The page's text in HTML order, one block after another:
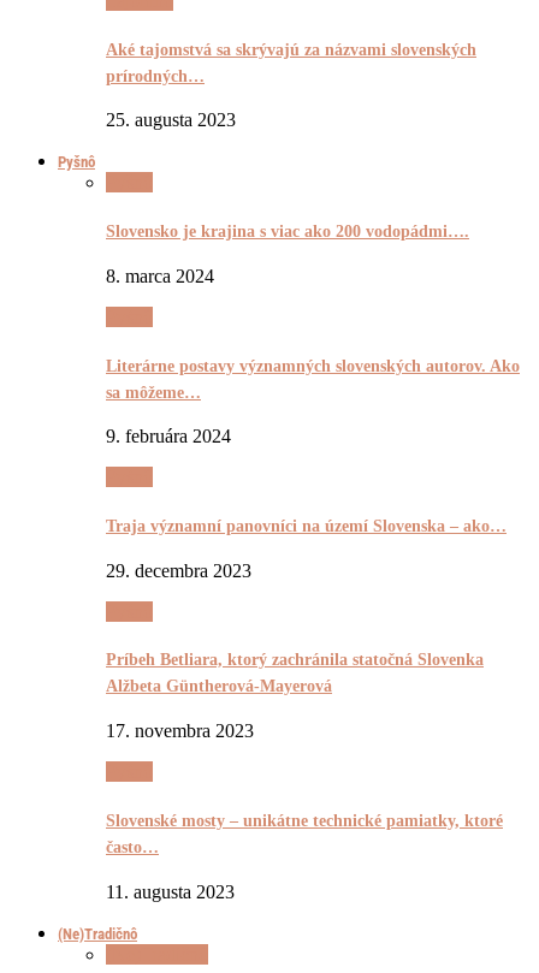
Aké tajomstvá sa skrývajú za názvami slovenských
prírodných…
25. augusta 2023
Pyšnô
Slovensko je krajina s viac ako 200 vodopádmi….
8. marca 2024
Literárne postavy významných slovenských autorov. Ako
sa môžeme…
9. februára 2024
Traja významní panovníci na území Slovenska – ako…
29. decembra 2023
Príbeh Betliara, ktorý zachránila statočná Slovenka
Alžbeta Güntherová-Mayerová
17. novembra 2023
Slovenské mosty – unikátne technické pamiatky, ktoré
často…
11. augusta 2023
(Ne)Tradičnô